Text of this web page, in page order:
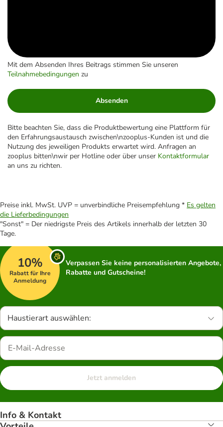
Mit dem Absenden Ihres Beitrags stimmen Sie unseren
Teilnahmebedingungen zu
Absenden
Bitte beachten Sie, dass die Produktbewertung eine Plattform für
den Erfahrungsaustausch zwischen\nzooplus-Kunden ist und die
Nutzung des jeweiligen Produkts erwartet wird. Anfragen an
zooplus bitten\nwir per Hotline oder über unser Kontaktformular
an uns zu richten.
Preise inkl. MwSt. UVP = unverbindliche Preisempfehlung * Es gelten
die Lieferbedingungen
"Sonst" = Der niedrigste Preis des Artikels innerhalb der letzten 30
Tage.
10%
Rabatt für Ihre
Anmeldung
Verpassen Sie keine personalisierten Angebote,
Rabatte und Gutscheine!
Haustierart auswählen:
Jetzt anmelden
Info & Kontakt